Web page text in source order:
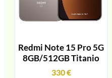
Redmi Note 15 Pro 5G
8GB/512GB Titanio
330€